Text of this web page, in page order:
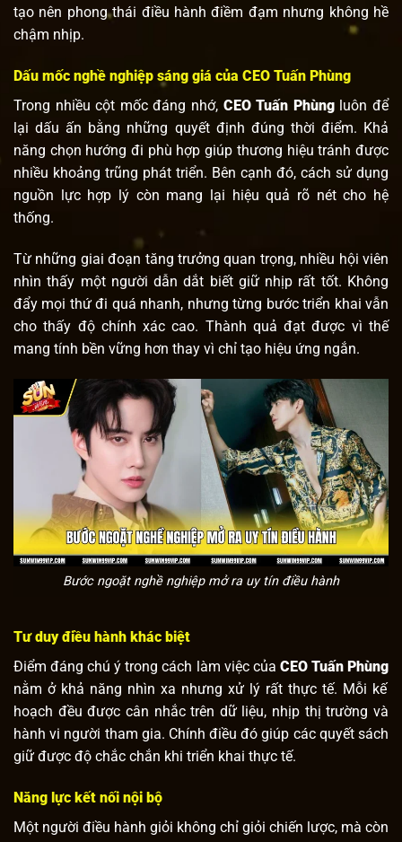
tạo nên phong thái điều hành điềm đạm nhưng không hề
chậm nhịp.
Dấu mốc nghề nghiệp sáng giá của CEO Tuấn Phùng
Trong nhiều cột mốc đáng nhớ, CEO Tuấn Phùngluôn để
lại dấu ấn bằng những quyết định đúng thời điểm. Khả
năng chọn hướng đi phù hợp giúp thương hiệu tránh được
nhiều khoảng trũng phát triển. Bên cạnh đó, cách sử dụng
nguồn lực hợp lý còn mang lại hiệu quả rõ nét cho hệ
thống.
Từ những giai đoạn tăng trưởng quan trọng, nhiều hội viên
nhìn thấy một người dẫn dắt biết giữ nhịp rất tốt. Không
đẩy mọi thứ đi quá nhanh, nhưng từng bước triển khai vẫn
cho thấy độ chính xác cao. Thành quả đạt được vì thế
mang tính bền vững hơn thay vì chỉ tạo hiệu ứng ngắn.
Bước ngoặt nghề nghiệp mở ra uy tín điều hành
Tư duy điều hành khác biệt
Điểm đáng chú ý trong cách làm việc của CEO Tuấn Phùng
nằm ở khả năng nhìn xa nhưng xử lý rất thực tế. Mỗi kế
hoạch đều được cân nhắc trên dữ liệu, nhịp thị trường và
hành vi người tham gia. Chính điều đó giúp các quyết sách
giữ được độ chắc chắn khi triển khai thực tế.
Năng lực kết nối nội bộ
Một người điều hành giỏi không chỉ giỏi chiến lược, mà còn